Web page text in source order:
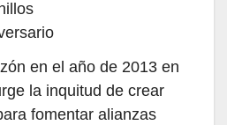
en el año de 2013 en
la inquitud de crear
fomentar alianzas